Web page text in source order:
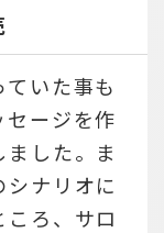
いた事も
ージを作
した。ま
ナリオに
ろ、サロ